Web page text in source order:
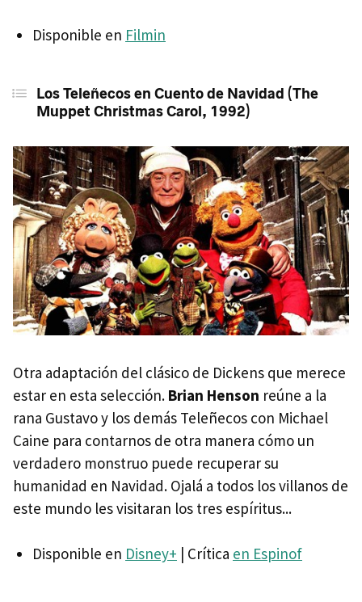
Disponible en Filmin
Los Teleñecos en Cuento de Navidad (The
Muppet Christmas Carol, 1992)
Otra adaptación del clásico de Dickens que merece
estar en esta selección. Brian Henson reúne a la
rana Gustavo y los demás Teleñecos con Michael
Caine para contarnos de otra manera cómo un
verdadero monstruo puede recuperar su
humanidad en Navidad. Ojalá a todos los villanos de
este mundo les visitaran los tres espíritus...
Disponible en Disney+ | Crítica en Espinof